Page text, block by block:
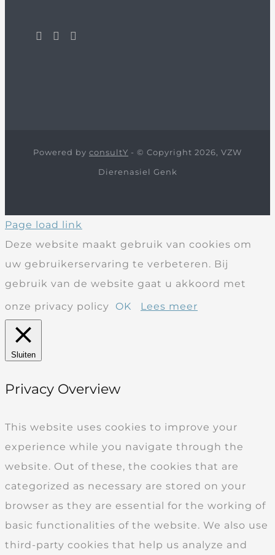
Powered by consultY - © Copyright 2026, VZW
Dierenasiel Genk
Page load link
Deze website maakt gebruik van cookies om
uw gebruikerservaring te verbeteren. Bij
gebruik van de website gaat u akkoord met
onze privacy policy
OK Lees meer
Sluiten
Privacy Overview
This website uses cookies to improve your
experience while you navigate through the
website. Out of these, the cookies that are
categorized as necessary are stored on your
browser as they are essential for the working of
basic functionalities of the website. We also use
third-party cookies that help us analyze and